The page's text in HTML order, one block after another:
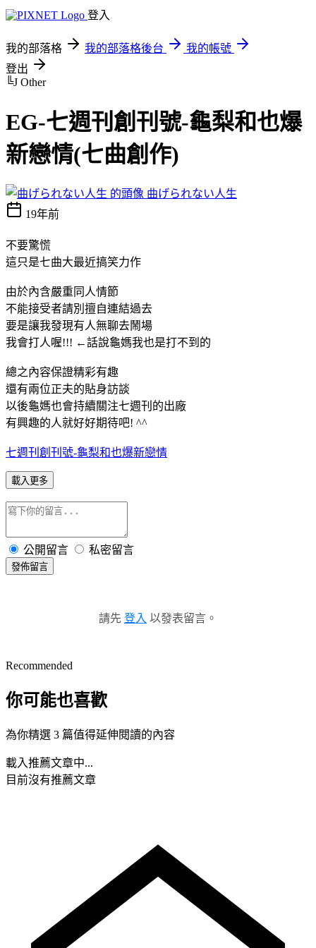
登入
我的部落格 我的部落格後台
我的帳號
登出
╚J Other
EG-七週刊創刊號-龜梨和也爆
新戀情(七曲創作)
曲げられない人生
19年前
不要驚慌
這只是七曲大最近搞笑力作
由於內含嚴重同人情節
不能接受者請別擅自連結過去
要是讓我發現有人無聊去鬧場
我會打人喔!!! ←話說龜媽我也是打不到的
總之內容保證精彩有趣
還有兩位正夫的貼身訪談
以後龜媽也會持續關注七週刊的出廠
有興趣的人就好好期待吧! ^^
七週刊創刊號-龜梨和也爆新戀情
載入更多
公開留言 私密留言
發佈留言
請先 登入 以發表留言。
Recommended
你可能也喜歡
為你精選 3 篇值得延伸閱讀的內容
載入推薦文章中...
目前沒有推薦文章